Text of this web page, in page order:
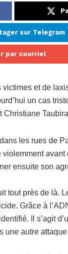
sur Telegram
par courriel
et de
un cas
Christiane
les rues de
ensuite son
tout près de là.
Grâce à
Il s’agit
une autre